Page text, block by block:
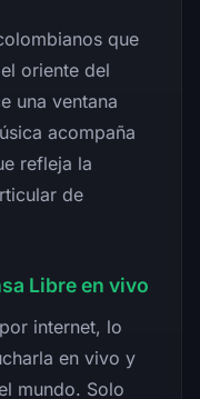
que
oriente del
una ventana
acompaña
refleja la
de
Libre en vivo
internet, lo
en vivo y
mundo. Solo